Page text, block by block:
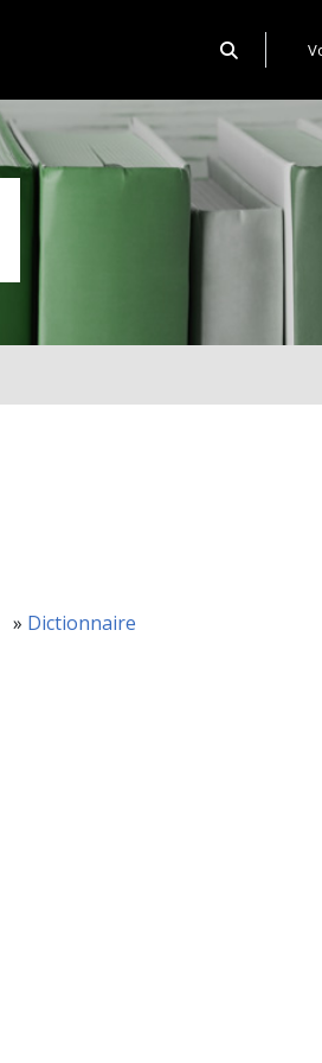
Activer/
» Dictionnaire